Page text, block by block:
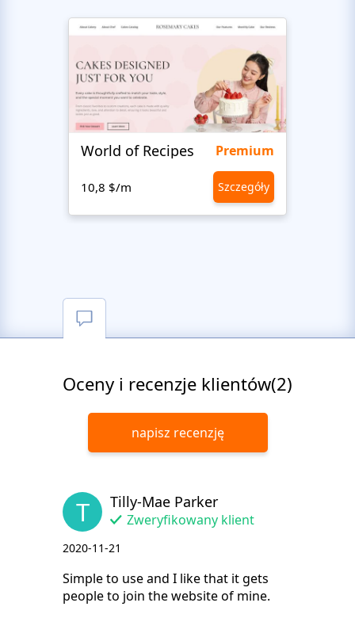
World of Recipes Premium
10,8 $/m Szczegóły
Oceny i recenzje klientów(2)
napisz recenzję
T Tilly-Mae Parker
Zweryfikowany klient
2020-11-21
Simple to use and I like that it gets
people to join the website of mine.